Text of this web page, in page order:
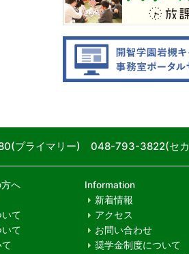
プライマリー) 048-793-3822(セカ
へ
て
て
Information
新着情報
アクセス
お問い合わせ
奨学金制度について